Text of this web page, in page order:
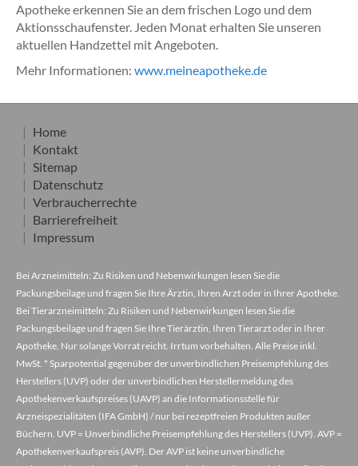
Apotheke erkennen Sie an dem frischen Logo und dem
Aktionsschaufenster. Jeden Monat erhalten Sie unseren
aktuellen Handzettel mit Angeboten.
Mehr Informationen: www.meineapotheke.de
Home
Kontakt
Sitemap
Datenschutz
Verbraucherrechte
Barrierefreiheit
Impressum
Bei Arzneimitteln: Zu Risiken und Nebenwirkungen lesen Sie die
Packungsbeilage und fragen Sie Ihre Ärztin, Ihren Arzt oder in Ihrer Apotheke.
Bei Tierarzneimitteln: Zu Risiken und Nebenwirkungen lesen Sie die
Packungsbeilage und fragen Sie Ihre Tierärztin, Ihren Tierarzt oder in Ihrer
Apotheke. Nur solange Vorrat reicht. Irrtum vorbehalten. Alle Preise inkl.
MwSt. * Sparpotential gegenüber der unverbindlichen Preisempfehlung des
Herstellers (UVP) oder der unverbindlichen Herstellermeldung des
Apothekenverkaufspreises (UAVP) an die Informationsstelle für
Arzneispezialitäten (IFA GmbH) / nur bei rezeptfreien Produkten außer
Büchern. UVP = Unverbindliche Preisempfehlung des Herstellers (UVP). AVP =
Apothekenverkaufspreis (AVP). Der AVP ist keine unverbindliche